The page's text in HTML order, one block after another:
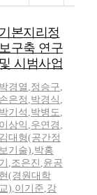
기본지리정
보구축 연구
및 시범사업
박경열 ,정승구,
손은정 ,박경식 ,
박기석 ,박병도,
이상익 ,우연경 ,
김대형(공간정
보기술),박홍
기 ,조은진 ,윤공
현(경원대학
교),이기준,강